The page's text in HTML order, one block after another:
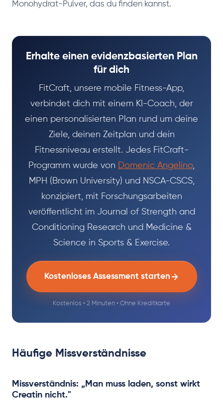
Monohydrat-Pulver, das du finden kannst.
Erhalte einen evidenzbasierten Plan
für dich
FitCraft, unsere mobile Fitness-App,
verbindet dich mit einem KI-Coach, der
einen personalisierten Plan rund um deine
Ziele, deinen Zeitplan und dein
Fitnessniveau erstellt. Jedes FitCraft-
Programm wurde von Domenic Angelino,
MPH (Brown University) und NSCA-CSCS,
konzipiert, mit Forschungsarbeiten
veröffentlicht im Journal of Strength and
Conditioning Research und Medicine &
Science in Sports & Exercise.
Kostenloses Assessment starten
Kostenlos • 2 Minuten • Ohne Kreditkarte
Häufige Missverständnisse
Missverständnis: „Man muss laden, sonst wirkt
Creatin nicht."